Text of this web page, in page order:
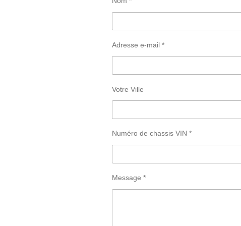
k
Adresse e-mail *
Votre Ville
Numéro de chassis VIN *
Message *